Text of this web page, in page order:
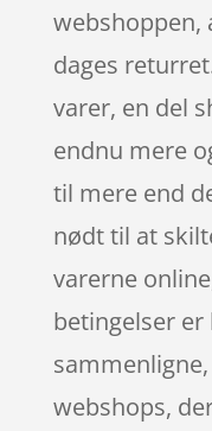
webshoppen,
dages
varer, en del
endnu mere
til mere end
nødt til at
varerne
betingelser
webshops,